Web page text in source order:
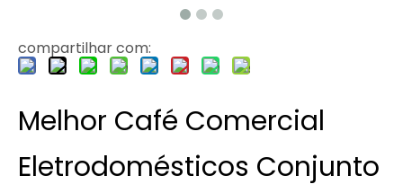
compartilhar com:
Melhor Café Comercial
Eletrodomésticos Conjunto